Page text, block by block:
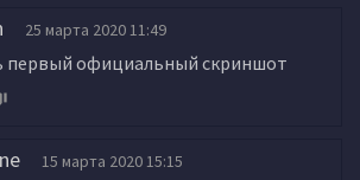
25 марта 2020 11:49
первый официальный скриншот
15 марта 2020 15:15